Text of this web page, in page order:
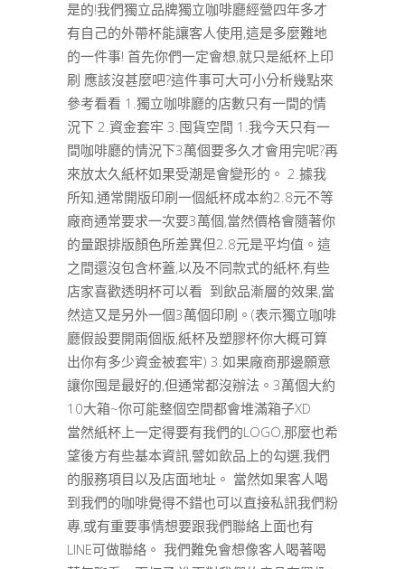
是的!我們獨立品牌獨立咖啡廳經營四年多才
有自己的外帶杯能讓客人使用,這是多麼難地
的一件事! 首先你們一定會想,就只是紙杯上印
刷 應該沒甚麼吧?這件事可大可小分析幾點來
參考看看 1.獨立咖啡廳的店數只有一間的情
況下 2.資金套牢 3.囤貨空間 1.我今天只有一
間咖啡廳的情況下3萬個要多久才會用完呢?再
來放太久紙杯如果受潮是會變形的。 2.據我
所知,通常開版印刷一個紙杯成本約2.8元不等
廠商通常要求一次要3萬個,當然價格會隨著你
的量跟排版顏色所差異但2.8元是平均值。這
之間還沒包含杯蓋,以及不同款式的紙杯,有些
店家喜歡透明杯可以看 到飲品漸層的效果,當
然這又是另外一個3萬個印刷。(表示獨立咖啡
廳假設要開兩個版,紙杯及塑膠杯你大概可算
出你有多少資金被套牢) 3.如果廠商那邊願意
讓你囤是最好的,但通常都沒辦法。3萬個大約
10大箱~你可能整個空間都會堆滿箱子XD
當然紙杯上一定得要有我們的LOGO,那麼也希
望後方有些基本資訊,譬如飲品上的勾選,我們
的服務項目以及店面地址。 當然如果客人喝
到我們的咖啡覺得不錯也可以直接私訊我們粉
專,或有重要事情想要跟我們聯絡上面也有
LINE可做聯絡。 我們難免會想像客人喝著喝